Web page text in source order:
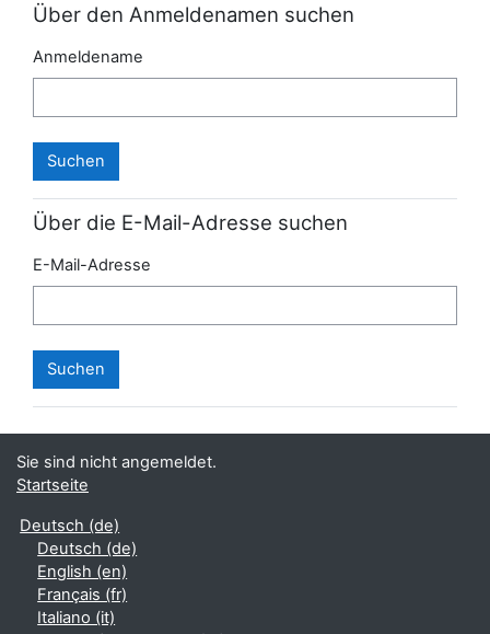
Über den Anmeldenamen suchen
Anmeldename
Über die E-Mail-Adresse suchen
E-Mail-Adresse
Sie sind nicht angemeldet.
Startseite
Deutsch ‎(de)‎
Deutsch ‎(de)‎
English ‎(en)‎
Français ‎(fr)‎
Italiano ‎(it)‎